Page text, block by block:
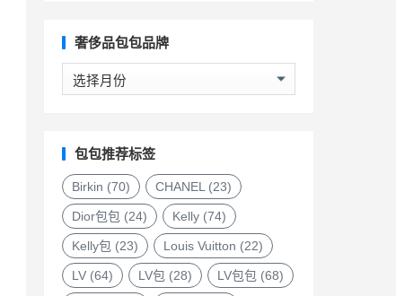
奢侈品包包品牌
奢
侈
包
品
牌
包包推荐标签
Birkin (70) CHANEL(23)
Dior包包 (24) Kelly (74)
Kelly包 (23) Louis Vuitton (22)
LV (64) LV包 (28) LV包包 (68)